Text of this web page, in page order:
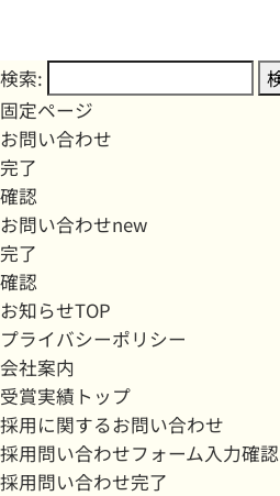
検索:
固定ページ
お問い合わせ
完了
確認
お問い合わせnew
完了
確認
お知らせTOP
プライバシーポリシー
会社案内
受賞実績トップ
採用に関するお問い合わせ
採用問い合わせフォーム入力確認
採用問い合わせ完了